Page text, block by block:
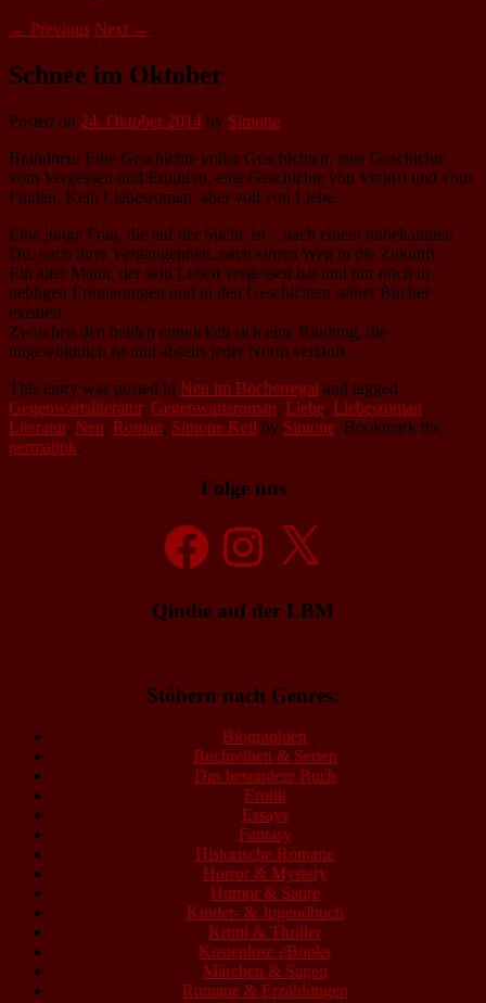
← Previous Next →
Schnee im Oktober
Posted on 24. Oktober 2014 by Simone
Brandneu: Eine Geschichte voller Geschichten, eine Geschichte
vom Vergessen und Erinnern, eine Geschichte von Verlust und vom
Finden. Kein Liebesroman, aber voll von Liebe.
Eine junge Frau, die auf der Suche ist – nach einem unbekannten
Du, nach ihrer Vergangenheit, nach einem Weg in die Zukunft.
Ein alter Mann, der sein Leben vergessen hat und nur noch in
nebligen Erinnerungen und in den Geschichten seiner Bücher
existiert.
Zwischen den beiden entwickelt sich eine Bindung, die
ungewöhnlich ist und abseits jeder Norm verläuft …
This entry was posted in Neu im Bücherregal and tagged
Gegenwartsliteratur, Gegenwartsroman, Liebe, Liebesroman,
Literatur, Neu, Roman, Simone Keil by Simone. Bookmark the
permalink.
Folge uns
FacebookInstagramX
Qindie auf der LBM
Stöbern nach Genres:
Biographien
Buchreihen & Serien
Das besondere Buch
Erotik
Essays
Fantasy
Historische Romane
Horror & Mystery
Humor & Satire
Kinder- & Jugendbuch
Krimi & Thriller
Kostenlose eBooks
Märchen & Sagen
Romane & Erzählungen